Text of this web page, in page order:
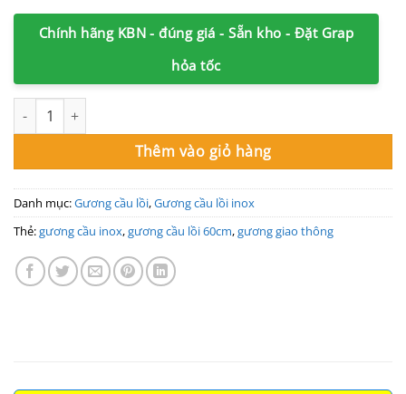
Chính hãng KBN - đúng giá - Sẵn kho - Đặt Grap
hỏa tốc
Gương giao thông inox 60cm số lượng
Thêm vào giỏ hàng
Danh mục:Gương cầu lồi,Gương cầu lồi inox
Thẻ:gương cầu inox,gương cầu lồi 60cm,gương giao thông